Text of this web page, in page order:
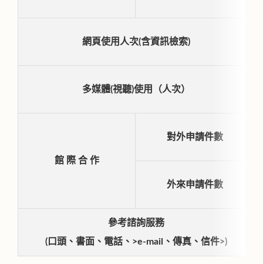
網頁使用人次(含資訊檢索)
多媒體(視聽)使用（人次）
館 際 合 作
對外申請件數
外來申請件數
參考諮詢服務
(口頭、書面、電話、>e-mail、傳真、信件>)